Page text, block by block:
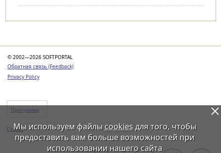
© 2002—2026 SOFTPORTAL
Обратная связь (Feedback)
Privacy Policy
Программы
Статьи
Мы используем файлы cookiesдля того, чтобы
предоставить вам больше возможностей при
использовании нашего сайта